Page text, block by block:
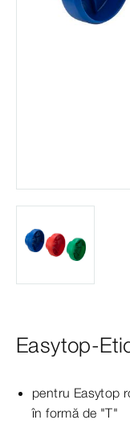
Easytop-
pentru Easytop
în formă de "T"